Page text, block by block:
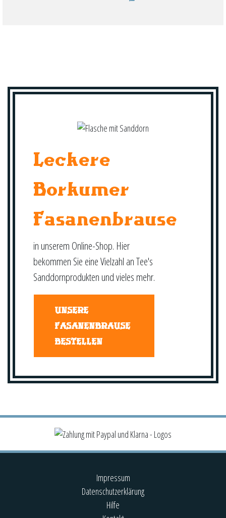
Leckere
Borkumer
Fasanenbrause
in unserem Online-Shop. Hier
bekommen Sie eine Vielzahl an Tee's
Sanddornprodukten und vieles mehr.
UNSERE
FASANENBRAUSE
BESTELLEN
Impressum
Datenschutzerklärung
Hilfe